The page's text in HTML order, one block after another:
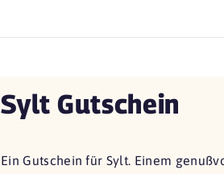
Sylt Gutschein
Ein Gutschein für Sylt. Einem